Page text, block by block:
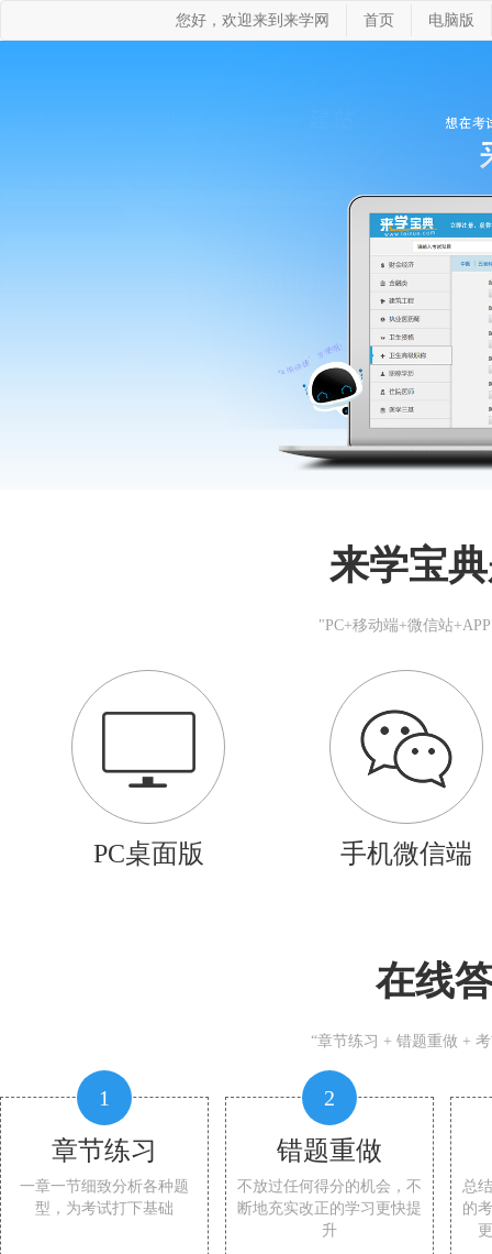
您好，欢迎来到来学网 首页 电脑版
来学宝
"PC+移动端+微信站
PC桌面版 手机微信端
在线
“章节练习 + 错题重做 +
1
章节练习
一章一节细致分析各种题
型，为考试打下基础
2
错题重做
不放过任何得分的机会，不
断地充实改正的学习更快提
升
总
的